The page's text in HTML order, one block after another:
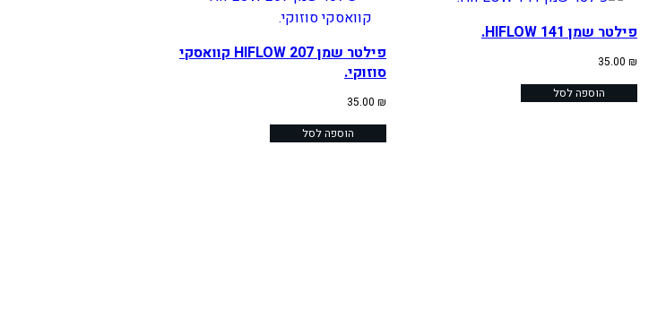
פילטר שמן HIFLOW 141.
35.00 ₪
הוספה לסל
פילטר שמן HIFLOW 207 קוואסקי
סוזוקי.
35.00 ₪
הוספה לסל